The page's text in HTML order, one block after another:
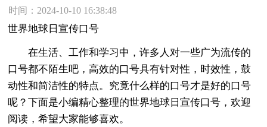
时间：2024-10-10 16:38:48
世界地球日宣传口号
在生活、工作和学习中，许多人对一些广为流传的
口号都不陌生吧，高效的口号具有针对性，时效性，鼓
动性和简洁性的特点。究竟什么样的口号才是好的口号
呢？下面是小编精心整理的世界地球日宣传口号，欢迎
阅读，希望大家能够喜欢。